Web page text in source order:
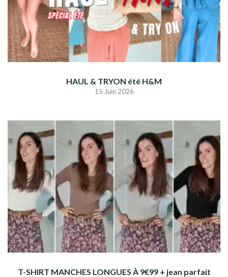
HAUL & TRYON été H&M
15 Juin 2026
T-SHIRT MANCHES LONGUES À 9€99 + jean parfait